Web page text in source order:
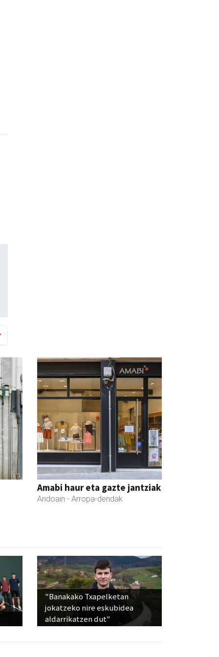
Amabi haur eta gazte jantziak
Andoain - Arropa-dendak
"Banakako Txapelketan
jokatzeko nire eskubidea
aldarrikatzen dut"